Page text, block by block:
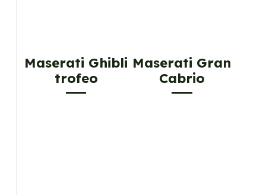
Maserati Ghibli
trofeo
Maserati Gran
Cabrio